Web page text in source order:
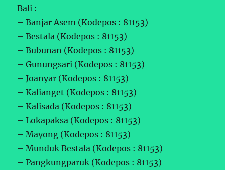
Bali :
– Banjar Asem (Kodepos : 81153)
– Bestala (Kodepos : 81153)
– Bubunan (Kodepos : 81153)
– Gunungsari (Kodepos : 81153)
– Joanyar (Kodepos : 81153)
– Kalianget (Kodepos : 81153)
– Kalisada (Kodepos : 81153)
– Lokapaksa (Kodepos : 81153)
– Mayong (Kodepos : 81153)
– Munduk Bestala (Kodepos : 81153)
– Pangkungparuk (Kodepos : 81153)